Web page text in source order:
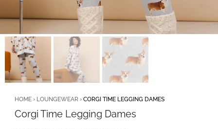
HOME › LOUNGEWEAR › CORGI TIME LEGGING DAMES
Corgi Time Legging Dames